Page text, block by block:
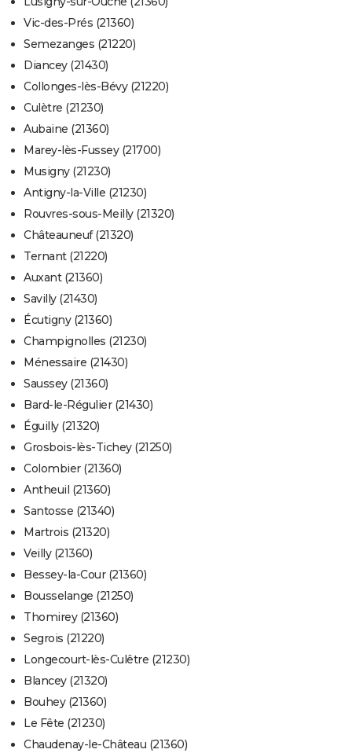
Vic-des-Prés (21360)
Semezanges (21220)
Diancey (21430)
Collonges-lès-Bévy (21220)
Culètre (21230)
Aubaine (21360)
Marey-lès-Fussey (21700)
Musigny (21230)
Antigny-la-Ville (21230)
Rouvres-sous-Meilly (21320)
Châteauneuf (21320)
Ternant (21220)
Auxant (21360)
Savilly (21430)
Écutigny (21360)
Champignolles (21230)
Ménessaire (21430)
Saussey (21360)
Bard-le-Régulier (21430)
Éguilly (21320)
Grosbois-lès-Tichey (21250)
Colombier (21360)
Antheuil (21360)
Santosse (21340)
Martrois (21320)
Veilly (21360)
Bessey-la-Cour (21360)
Bousselange (21250)
Thomirey (21360)
Segrois (21220)
Longecourt-lès-Culêtre (21230)
Blancey (21320)
Bouhey (21360)
Le Fête (21230)
Chaudenay-le-Château (21360)